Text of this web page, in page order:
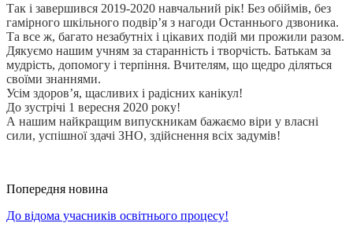
Так і завершився 2019-2020 навчальний рік! Без обіймів, без
гамірного шкільного подвір’я з нагоди Останнього дзвоника.
Та все ж, багато незабутніх і цікавих подій ми прожили разом.
Дякуємо нашим учням за старанність і творчість. Батькам за
мудрість, допомогу і терпіння. Вчителям, що щедро діляться
своїми знаннями.
Усім здоров’я, щасливих і радісних канікул!
До зустрічі 1 вересня 2020 року!
А нашим найкращим випускникам бажаємо віри у власні
сили, успішної здачі ЗНО, здійснення всіх задумів!
Попередня новина
До відома учасників освітнього процесу!